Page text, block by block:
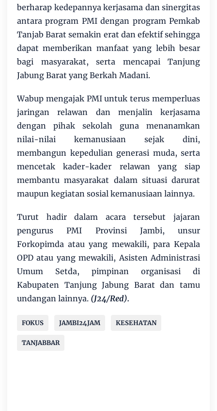
berharap kedepannya kerjasama dan sinergitas
antara program PMI dengan program Pemkab
Tanjab Barat semakin erat dan efektif sehingga
dapat memberikan manfaat yang lebih besar
bagi masyarakat, serta mencapai Tanjung
Jabung Barat yang Berkah Madani.
Wabup mengajak PMI untuk terus memperluas
jaringan relawan dan menjalin kerjasama
dengan pihak sekolah guna menanamkan
nilai-nilai kemanusiaan sejak dini,
membangun kepedulian generasi muda, serta
mencetak kader-kader relawan yang siap
membantu masyarakat dalam situasi darurat
maupun kegiatan sosial kemanusiaan lainnya.
Turut hadir dalam acara tersebut jajaran
pengurus PMI Provinsi Jambi, unsur
Forkopimda atau yang mewakili, para Kepala
OPD atau yang mewakili, Asisten Administrasi
Umum Setda, pimpinan organisasi di
Kabupaten Tanjung Jabung Barat dan tamu
undangan lainnya. (J24/Red).
FOKUS JAMBI24JAM KESEHATAN
TANJABBAR